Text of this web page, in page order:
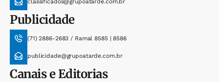
classificados@grupoatarde.com.br
Publicidade
(71) 2886-2683 / Ramal 8585 | 8586
publicidade@grupoatarde.com.br
Canais e Editorias